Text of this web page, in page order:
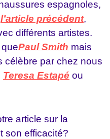
espagnoles,
l’article précédent,
différents artistes.
Paul Smith mais
célèbre par chez nous
Teresa Estapé ou
article sur la
son efficacité?